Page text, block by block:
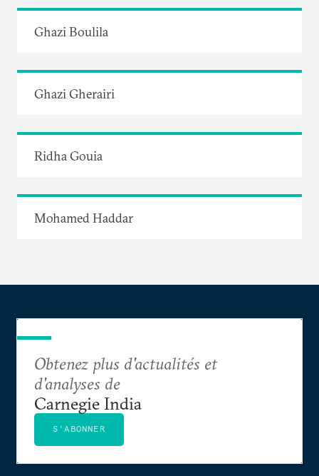
Ghazi Boulila
Ghazi Gherairi
Ridha Gouia
Mohamed Haddar
Obtenez plus d'actualités et
d'analyses de
Carnegie India
S'ABONNER